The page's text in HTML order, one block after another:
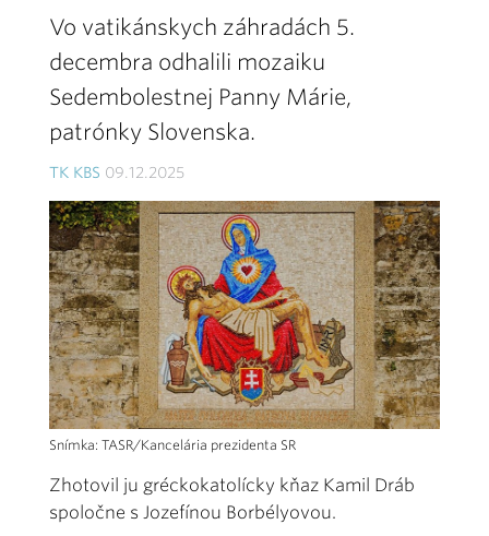
Vo vatikánskych záhradách 5.
decembra odhalili mozaiku
Sedembolestnej Panny Márie,
patrónky Slovenska.
TK KBS 09.12.2025
Snímka: TASR/Kancelária prezidenta SR
Zhotovil ju gréckokatolícky kňaz Kamil Dráb
spoločne s Jozefínou Borbélyovou.